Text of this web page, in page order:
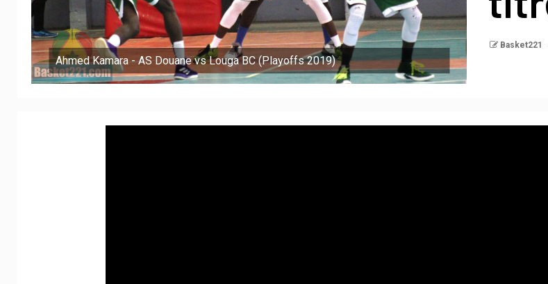
Ahmed Kamara - AS Douane vs Louga BC (Playoffs 2019)
Basket221